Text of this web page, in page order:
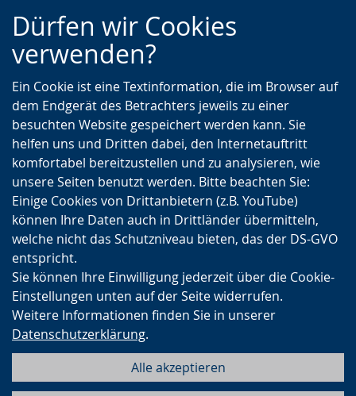
Zur
Hauptnavigation
Zur
Seitennavigation
Zum
Inhalt
Dürfen wir Cookies
verwenden?
Ein Cookie ist eine Textinformation, die im Browser auf
dem Endgerät des Betrachters jeweils zu einer
besuchten Website gespeichert werden kann. Sie
helfen uns und Dritten dabei, den Internetauftritt
komfortabel bereitzustellen und zu analysieren, wie
unsere Seiten benutzt werden. Bitte beachten Sie:
Einige Cookies von Drittanbietern (z.B. YouTube)
können Ihre Daten auch in Drittländer übermitteln,
welche nicht das Schutzniveau bieten, das der DS-GVO
entspricht.
Sie können Ihre Einwilligung jederzeit über die Cookie-
Einstellungen unten auf der Seite widerrufen.
Weitere Informationen finden Sie in unserer
Datenschutzerklärung.
Alle akzeptieren